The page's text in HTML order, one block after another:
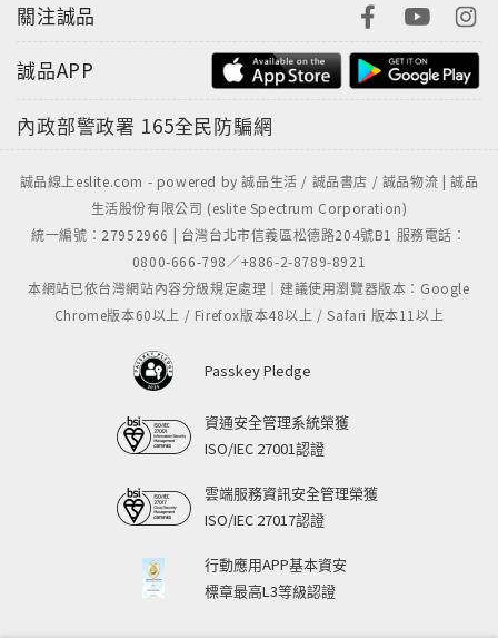
關注誠品
誠品APP
內政部警政署 165全民防騙網
誠品線上eslite.com - powered by 誠品生活 / 誠品書店 / 誠品物流 | 誠品
生活股份有限公司 (eslite Spectrum Corporation)
統一編號：27952966 | 台灣台北市信義區松德路204號B1 服務電話：
0800-666-798／+886-2-8789-8921
本網站已依台灣網站內容分級規定處理｜建議使用瀏覽器版本：Google
Chrome版本60以上 / Firefox版本48以上 / Safari 版本11以上
Passkey Pledge
資通安全管理系統榮獲
ISO/IEC 27001認證
雲端服務資訊安全管理榮獲
ISO/IEC 27017認證
行動應用APP基本資安
標章最高L3等級認證